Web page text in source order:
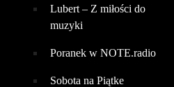
Lubert – Z miłości do
muzyki
Poranek w NOTE.radio
Sobota na Piątke